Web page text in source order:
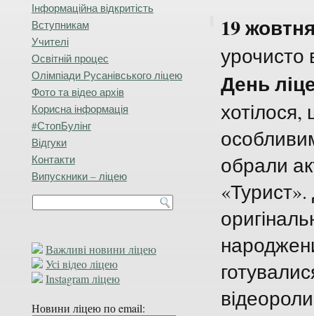
Інформаційна відкритість
Вступникам
Учителі
Освітній процес
Олімпіади Русанівського ліцею
Фото та відео архів
Корисна інформація
#СтопБулінг
Відгуки
Контакти
Випускники – ліцею
Важливі новини ліцею
Усі відео ліцею
Instagram ліцею
Новини ліцею по email:
19
урочисто
День
обрали